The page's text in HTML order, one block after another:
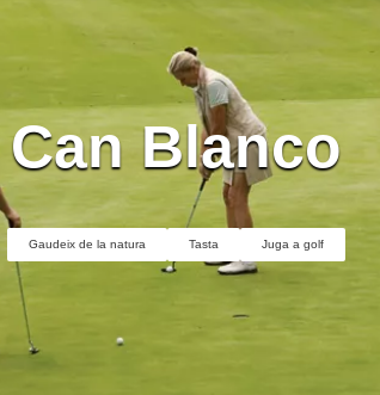
Can Blanco
Gaudeix de la natura Tasta Juga a golf